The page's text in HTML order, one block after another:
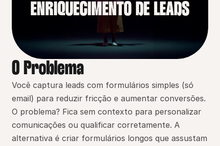
ENRIQUECIMENTO DE LEADS
O Problema
Você captura leads com formulários simples (só
email) para reduzir fricção e aumentar conversões.
O problema? Fica sem contexto para personalizar
comunicações ou qualificar corretamente. A
alternativa é criar formulários longos que assustam